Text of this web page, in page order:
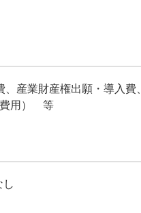
産業財産権出願・導入費
費用） 等
し